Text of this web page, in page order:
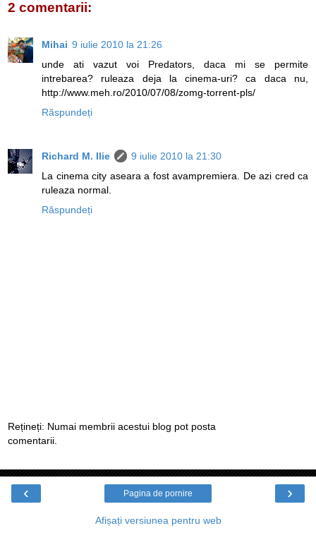
2 comentarii:
Mihai 9 iulie 2010 la 21:26
unde ati vazut voi Predators, daca mi se permite
intrebarea? ruleaza deja la cinema-uri? ca daca nu,
http://www.meh.ro/2010/07/08/zomg-torrent-pls/
Răspundeți
Richard M. Ilie
9 iulie 2010 la 21:30
La cinema city aseara a fost avampremiera. De azi cred ca
ruleaza normal.
Răspundeți
Rețineți: Numai membrii acestui blog pot posta
comentarii.
‹ ›
Pagina de pornire
Afișați versiunea pentru web